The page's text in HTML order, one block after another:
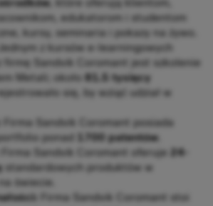
ośrodków, które oferują klientom,
edukatorom i studentom
kursy, seminaria i pokazy na żywo.
Jednym z kursów e-learningowych
firmę Sandvik Coromant jest szkolenie
Metali; około 81.5 tysięcy
się, by wziąć udział w
Firma Sandvik Coromant posiada
ponad
1700 patentów
Firma Sandvik Coromant oferuje
24-
standardowych produktów w
świecie.
Firma Sandvik Coromant stoi